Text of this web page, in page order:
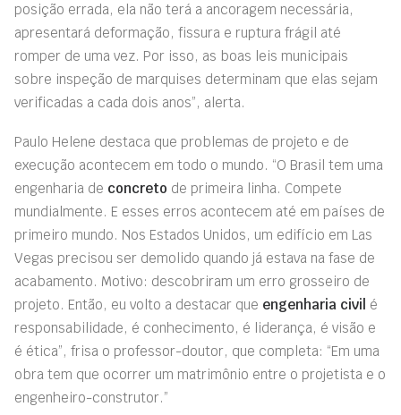
posição errada, ela não terá a ancoragem necessária,
apresentará deformação, fissura e ruptura frágil até
romper de uma vez. Por isso, as boas leis municipais
sobre inspeção de marquises determinam que elas sejam
verificadas a cada dois anos”, alerta.
Paulo Helene destaca que problemas de projeto e de
execução acontecem em todo o mundo. “O Brasil tem uma
engenharia de concreto de primeira linha. Compete
mundialmente. E esses erros acontecem até em países de
primeiro mundo. Nos Estados Unidos, um edifício em Las
Vegas precisou ser demolido quando já estava na fase de
acabamento. Motivo: descobriram um erro grosseiro de
projeto. Então, eu volto a destacar que engenharia civil é
responsabilidade, é conhecimento, é liderança, é visão e
é ética”, frisa o professor-doutor, que completa: “Em uma
obra tem que ocorrer um matrimônio entre o projetista e o
engenheiro-construtor.”